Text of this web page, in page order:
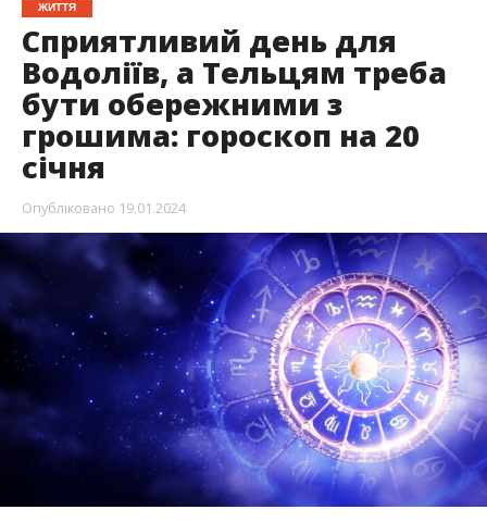
ЖИТТЯ
Сприятливий день для
Водоліїв, а Тельцям треба
бути обережними з
грошима: гороскоп на 20
січня
Опубліковано 19.01.2024